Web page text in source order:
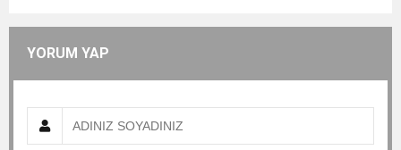
YORUM YAP